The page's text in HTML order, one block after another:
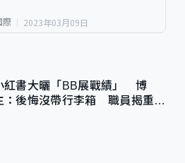
際 2023年03月09日
紅書大曬「BB展戰績」 博
：後悔沒帶行李箱 職員揭重複